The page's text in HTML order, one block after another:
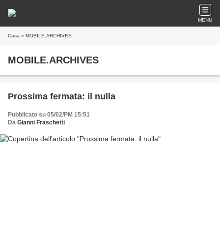
MENU
Casa » MOBILE.ARCHIVES
MOBILE.ARCHIVES
Prossima fermata: il nulla
Pubblicato su 05/02/PM 15:51
Da Gianni Fraschetti